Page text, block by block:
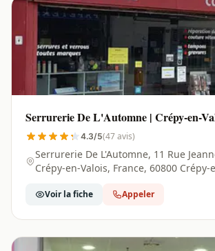
Serrurerie De L'Automne | Crépy-en-
4.3/5(47 avis)
Serrurerie De L'Automne, 11 Rue
Crépy-en-Valois, France, 60800 Crépy-
Voir la fiche Appeler